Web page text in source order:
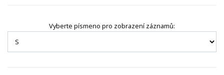
Vyberte písmeno pro zobrazení záznamů: